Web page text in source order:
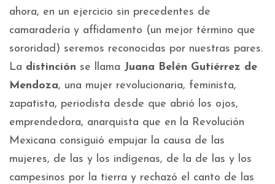
ahora, en un ejercicio sin precedentes de
camaradería y affidamento (un mejor término que
sororidad) seremos reconocidas por nuestras pares.
La distinción se llama Juana Belén Gutiérrez de
Mendoza, una mujer revolucionaria, feminista,
zapatista, periodista desde que abrió los ojos,
emprendedora, anarquista que en la Revolución
Mexicana consiguió empujar la causa de las
mujeres, de las y los indígenas, de la de las y los
campesinos por la tierra y rechazó el canto de las